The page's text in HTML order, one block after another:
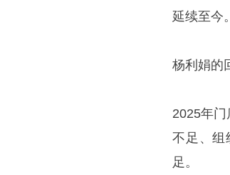
延续至今。
杨利娟的
2025年
不足、组
足。